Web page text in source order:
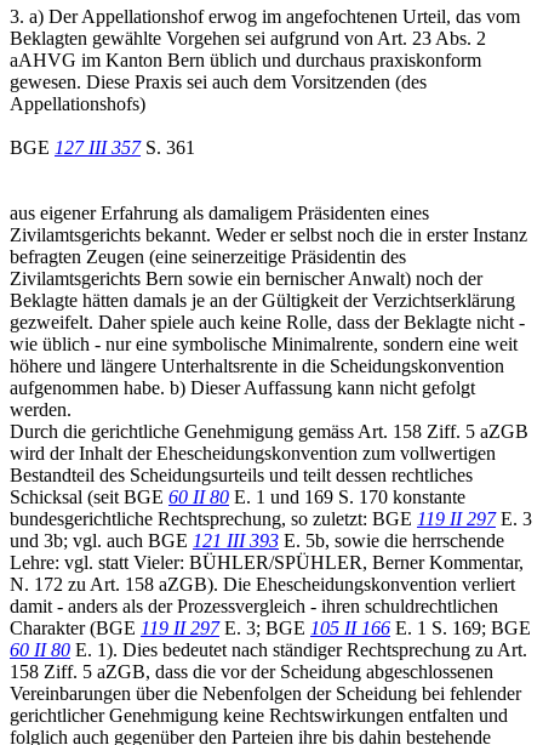
3. a) Der Appellationshof erwog im angefochtenen Urteil, das vom
Beklagten gewählte Vorgehen sei aufgrund von Art. 23 Abs. 2
aAHVG im Kanton Bern üblich und durchaus praxiskonform
gewesen. Diese Praxis sei auch dem Vorsitzenden (des
Appellationshofs)
BGE 127 III 357S. 361
aus eigener Erfahrung als damaligem Präsidenten eines
Zivilamtsgerichts bekannt. Weder er selbst noch die in erster Instanz
befragten Zeugen (eine seinerzeitige Präsidentin des
Zivilamtsgerichts Bern sowie ein bernischer Anwalt) noch der
Beklagte hätten damals je an der Gültigkeit der Verzichtserklärung
gezweifelt. Daher spiele auch keine Rolle, dass der Beklagte nicht -
wie üblich - nur eine symbolische Minimalrente, sondern eine weit
höhere und längere Unterhaltsrente in die Scheidungskonvention
aufgenommen habe. b) Dieser Auffassung kann nicht gefolgt
werden.
Durch die gerichtliche Genehmigung gemäss Art. 158 Ziff. 5 aZGB
wird der Inhalt der Ehescheidungskonvention zum vollwertigen
Bestandteil des Scheidungsurteils und teilt dessen rechtliches
Schicksal (seit BGE 60 II 80 E. 1 und 169 S. 170 konstante
bundesgerichtliche Rechtsprechung, so zuletzt: BGE 119 II 297E. 3
und 3b; vgl. auch BGE 121 III 393 E. 5b, sowie die herrschende
Lehre: vgl. statt Vieler: BÜHLER/SPÜHLER, Berner Kommentar,
N. 172 zu Art. 158 aZGB). Die Ehescheidungskonvention verliert
damit - anders als der Prozessvergleich - ihren schuldrechtlichen
Charakter (BGE 119 II 297E. 3; BGE 105 II 166 E. 1 S. 169; BGE
60 II 80 E. 1). Dies bedeutet nach ständiger Rechtsprechung zu Art.
158 Ziff. 5 aZGB, dass die vor der Scheidung abgeschlossenen
Vereinbarungen über die Nebenfolgen der Scheidung bei fehlender
gerichtlicher Genehmigung keine Rechtswirkungen entfalten und
folglich auch gegenüber den Parteien ihre bis dahin bestehende